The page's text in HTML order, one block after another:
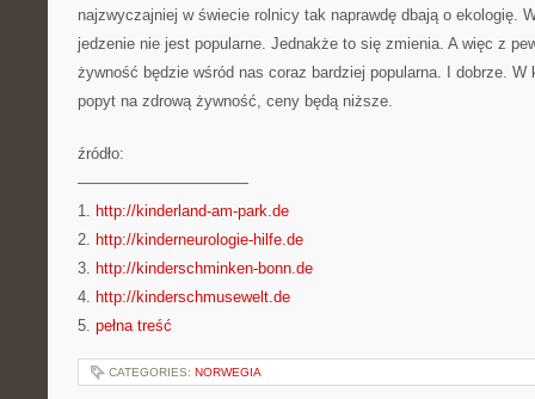
najzwyczajniej w świecie rolnicy tak naprawdę dbają o ekologię.
jedzenie nie jest popularne. Jednakże to się zmienia. A więc z
żywność będzie wśród nas coraz bardziej popularna. I dobrze.
popyt na zdrową żywność, ceny będą niższe.
źródło:
———————————
1. http://kinderland-am-park.de
2. http://kinderneurologie-hilfe.de
3. http://kinderschminken-bonn.de
4. http://kinderschmusewelt.de
5. pełna treść
CATEGORIES: NORWEGIA